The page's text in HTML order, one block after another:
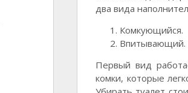
два вида
Комкующийся.
Впитывающий.
Первый вид
комки, которые